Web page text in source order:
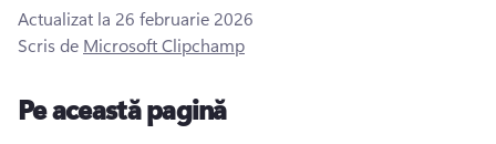
Conectați-vă
Actualizat la 26 februarie 2026
Scris de Microsoft Clipchamp
Pe această pagină